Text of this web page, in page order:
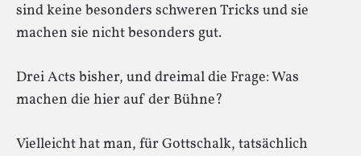
sind keine besonders schweren Tricks und sie
machen sie nicht besonders gut.
Drei Acts bisher, und dreimal die Frage: Was
machen die hier auf der Bühne?
Vielleicht hat man, für Gottschalk, tatsächlich